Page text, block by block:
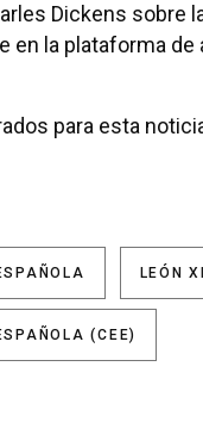
Dickens
en la plataforma
para esta
LEÓN
(CEE)